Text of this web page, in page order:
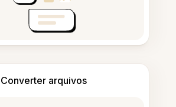
Converter arquivos